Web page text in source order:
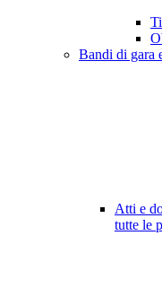
Bandi di gara
Atti e
tutte le